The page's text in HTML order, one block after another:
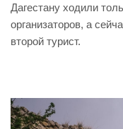
Дагестану ходили
организаторов, а
второй турист.